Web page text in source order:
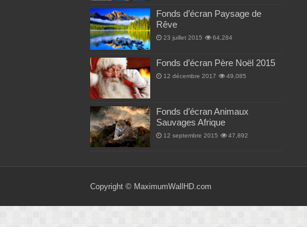
Fonds d’écran Paysage de
Rêve
23 juillet 2015 64,284
Fonds d’écran Père Noël 2015
12 décembre 2017 49,085
Fonds d’écran Animaux
Sauvages Afrique
12 septembre 2015 47,892
Copyright © MaximumWallHD.com